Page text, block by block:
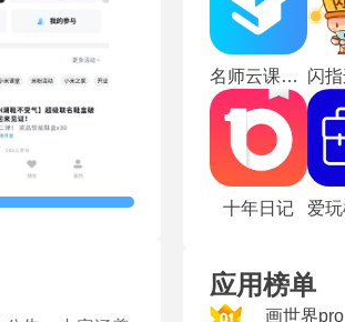
名师云课堂最新版
十年日记
应用榜单
画世界pro